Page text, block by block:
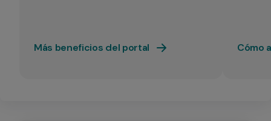
Más beneficios del portal Cómo